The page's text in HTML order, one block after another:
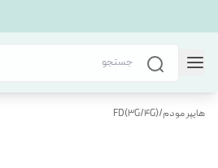
هایپر مودم/
FD(3G/4G)